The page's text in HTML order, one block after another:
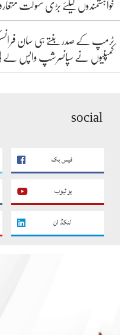
خواہشمندوں کیلئے بڑی سہولت
ٹرمپ کے صدر بنتے ہی سان فرانسسکو
کمپنیوں نے سپانسرشپ واپس لے
social
فیس بک
یو ٹیوب
لنکڈ ان